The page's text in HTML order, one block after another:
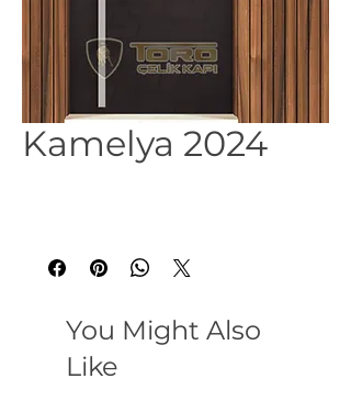
Kamelya 2024
You Might Also
Like